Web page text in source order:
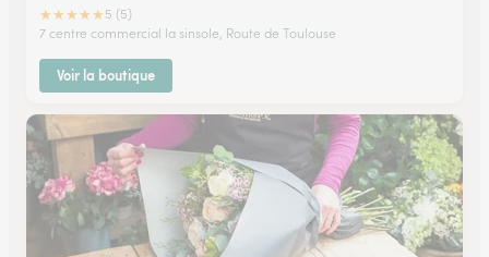
★★★★★ 5 (5)
7 centre commercial la sinsole, Route de Toulouse
Voir la boutique